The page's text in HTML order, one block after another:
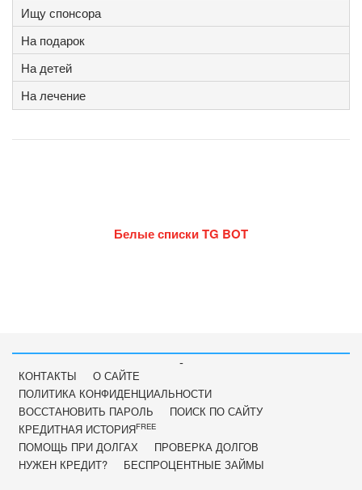
Ищу спонсора
На подарок
На детей
На лечение
Белые списки TG BOT
-
КОНТАКТЫ
О САЙТЕ
ПОЛИТИКА КОНФИДЕНЦИАЛЬНОСТИ
ВОССТАНОВИТЬ ПАРОЛЬ
ПОИСК ПО САЙТУ
КРЕДИТНАЯ ИСТОРИЯFREE
ПОМОЩЬ ПРИ ДОЛГАХ
ПРОВЕРКА ДОЛГОВ
НУЖЕН КРЕДИТ?
БЕСПРОЦЕНТНЫЕ ЗАЙМЫ